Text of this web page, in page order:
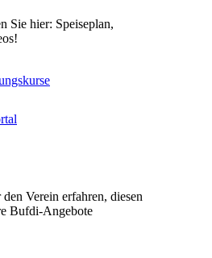
Sie hier: Speiseplan,
Verein erfahren, diesen
Bufdi-Angebote